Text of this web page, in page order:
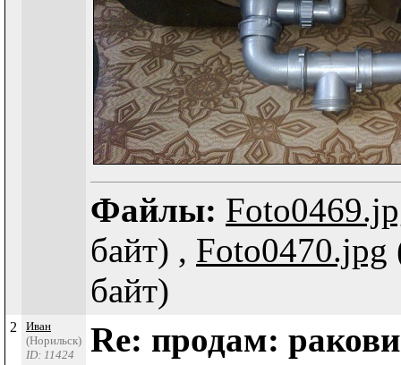
Файлы:
байт) , Foto0470.jpg
байт)
2
Иван
(Норильск)
ID: 11424
Re: продам: